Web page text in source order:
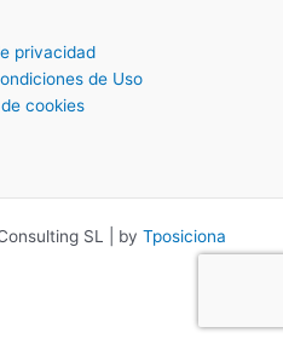
privacidad
de Uso
cookies
SL | by Tposiciona